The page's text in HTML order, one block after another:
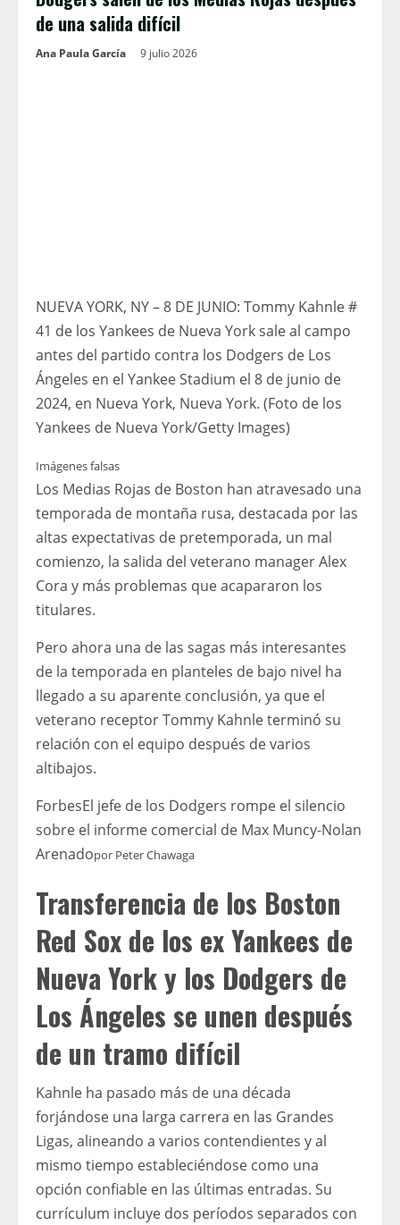
de una salida difícil
Ana Paula García 9 julio 2026
NUEVA YORK, NY – 8 DE JUNIO: Tommy Kahnle #
41 de los Yankees de Nueva York sale al campo
antes del partido contra los Dodgers de Los
Ángeles en el Yankee Stadium el 8 de junio de
2024, en Nueva York, Nueva York. (Foto de los
Yankees de Nueva York/Getty Images)
Imágenes falsas
Los Medias Rojas de Boston han atravesado una
temporada de montaña rusa, destacada por las
altas expectativas de pretemporada, un mal
comienzo, la salida del veterano manager Alex
Cora y más problemas que acapararon los
titulares.
Pero ahora una de las sagas más interesantes
de la temporada en planteles de bajo nivel ha
llegado a su aparente conclusión, ya que el
veterano receptor Tommy Kahnle terminó su
relación con el equipo después de varios
altibajos.
ForbesEl jefe de los Dodgers rompe el silencio
sobre el informe comercial de Max Muncy-Nolan
Arenadopor Peter Chawaga
Transferencia de los Boston
Red Sox de los ex Yankees de
Nueva York y los Dodgers de
Los Ángeles se unen después
de un tramo difícil
Kahnle ha pasado más de una década
forjándose una larga carrera en las Grandes
Ligas, alineando a varios contendientes y al
mismo tiempo estableciéndose como una
opción confiable en las últimas entradas. Su
currículum incluye dos períodos separados con